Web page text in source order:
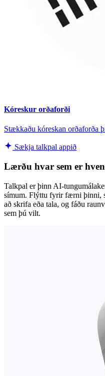
Kóreskur orðaforði
Stækkaðu kóreskan orðaforða
Sækja talkpal appið
Lærðu hvar sem er
Talkpal er þinn AI-
símum. Flýttu fyrir færni þinni,
að skrifa eða tala, og fáðu
sem þú vilt.